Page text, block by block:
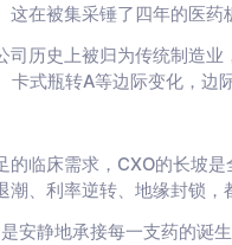
在被集采锤了四年的医药
司历史上被归为传统制造
式瓶转A等边际变化，边
临床需求，CXO的长坡
、利率逆转、地缘封锁，
安静地承接每一支药的诞